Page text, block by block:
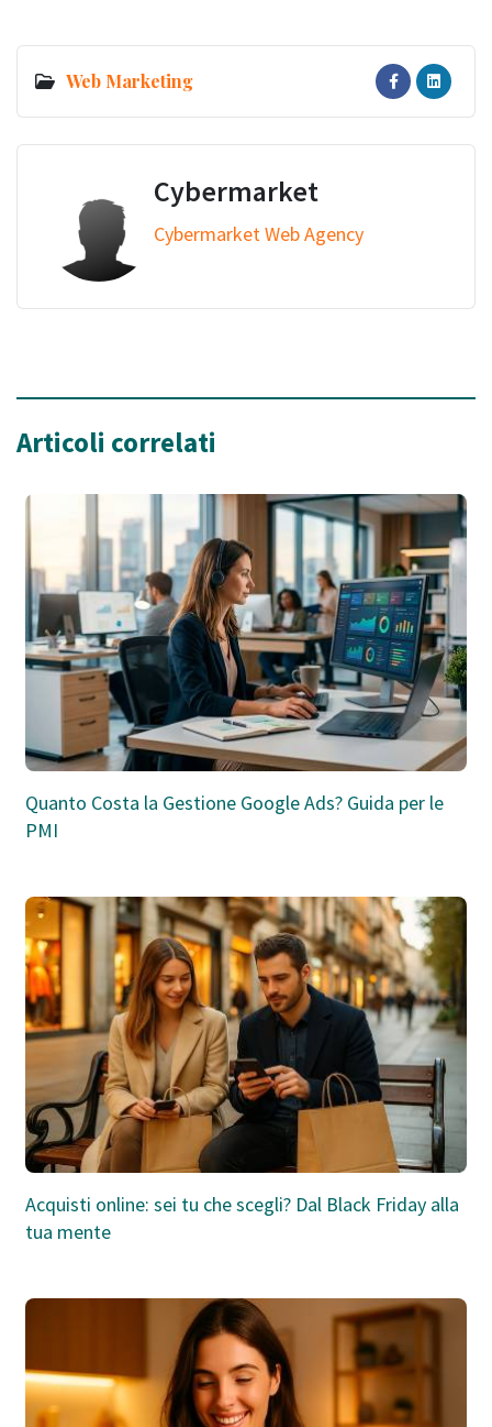
Web Marketing
Cybermarket
Cybermarket Web Agency
Articoli correlati
Quanto Costa la Gestione Google Ads? Guida per le
PMI
Acquisti online: sei tu che scegli? Dal Black Friday alla
tua mente